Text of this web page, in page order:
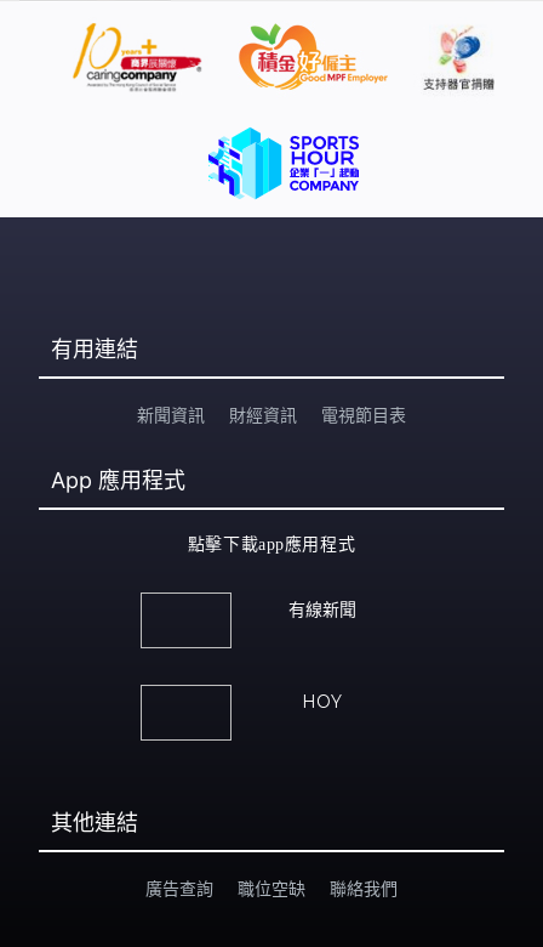
有用連結
新聞資訊 財經資訊 電視節目表
App 應用程式
點擊下載app應用程式
有線新聞
HOY
其他連結
廣告查詢 職位空缺 聯絡我們